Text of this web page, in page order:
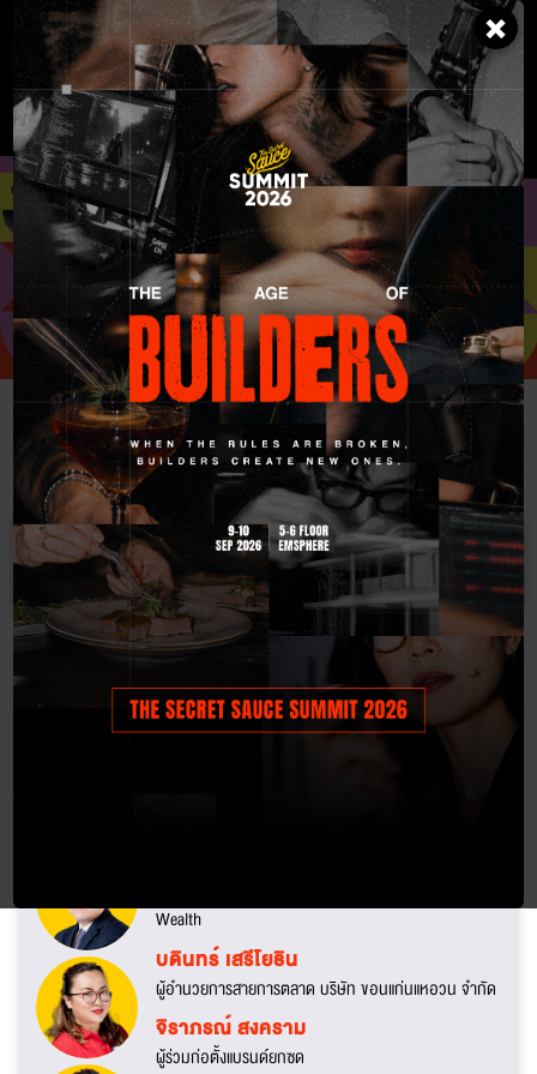
×
ABOUT HIGHLIGHT SPEAKERS AGENDA TICKET PHASING
BUY TICKETS
×
AGENDA
DAY 1 4 Jul 2025
Business
Matching Party(เฉพาะผู้ที่
DAY 2 5 Jul 2025
Main Stage
DAY 2 5 Jul 2025
Expertise Stage
18.00-20.30
(สงวนสิทธิ์เฉพาะผู้ที่ลงทะเบียนล่วงหน้า)
EXPORT
Wealth
บดินทร์ เสรีโยธิน
ผู้อำนวยการสายการตลาด บริษัท ขอนแก่นแหอวน จำกัด
จิราภรณ์ สงคราม
ผู้ร่วมก่อตั้งแบรนด์ยกซด